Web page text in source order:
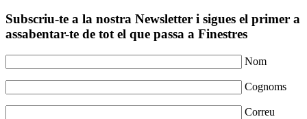
Subscriu-te a la nostra Newsletter i sigues el primer a
assabentar-te de tot el que passa a Finestres
Nom
Cognoms
Correu